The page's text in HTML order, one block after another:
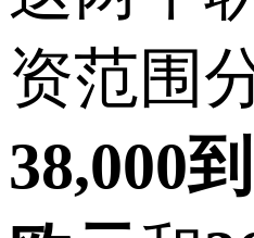
资范围
38,000